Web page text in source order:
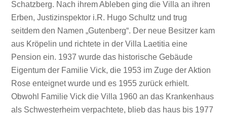
Schatzberg. Nach ihrem Ableben ging die Villa an ihren
Erben, Justizinspektor i.R. Hugo Schultz und trug
seitdem den Namen „Gutenberg“. Der neue Besitzer kam
aus Kröpelin und richtete in der Villa Laetitia eine
Pension ein. 1937 wurde das historische Gebäude
Eigentum der Familie Vick, die 1953 im Zuge der Aktion
Rose enteignet wurde und es 1955 zurück erhielt.
Obwohl Familie Vick die Villa 1960 an das Krankenhaus
als Schwesterheim verpachtete, blieb das haus bis 1977